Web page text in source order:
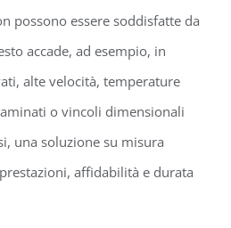
possono essere soddisfatte da
accade, ad esempio, in
alte velocità, temperature
o vincoli dimensionali
una soluzione su misura
affidabilità e durata